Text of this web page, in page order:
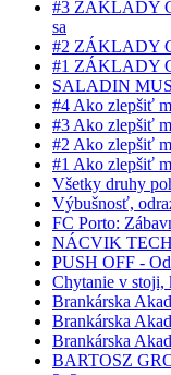
#3 ZÁKLADY
sa
#2 ZÁKLADY
#1 ZÁKLADY
SALADIN
#4 Ako zlepšiť
#3 Ako zlepšiť
#2 Ako zlepšiť
#1 Ako zlepšiť
Všetky druhy
Výbušnosť,
FC Porto:
NÁCVIK
PUSH OFF -
Chytanie v stoji,
Brankárska
Brankárska
Brankárska
BARTOSZ